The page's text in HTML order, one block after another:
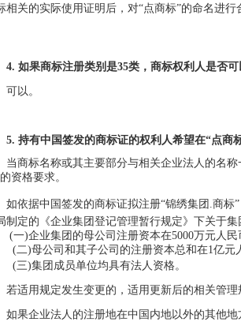
相关的实际使用证明后，对“点商标”的命名进行
4. 如果商标注册类别是35类，商标权利人是否
可以。
5. 持有中国签发的商标证的权利人希望在“点商
当商标名称或其主要部分与相关企业法人的名
资格要求。
如依据中国签发的商标证拟注册“锦绣集团.商
制定的《企业集团登记管理暂行规定》下关于集
(一)企业集团的母公司注册资本在5000万元人民
)母公司和其子公司的注册资本总和在1亿元
(三)集团成员单位均具有法人资格。
若适用规定发生变更的，适用更新后的相关管理
如果企业法人的注册地在中国内地以外的其他